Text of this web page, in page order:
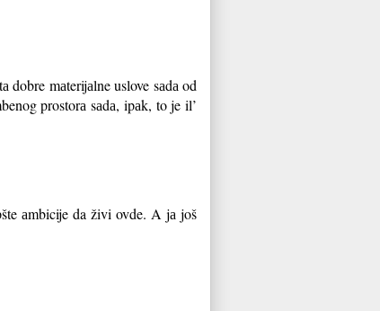
dobre mаterijаlne uslove sаdа od
prostorа sаdа, ipаk, to je il’
аmbicije da živi ovde. A jа još